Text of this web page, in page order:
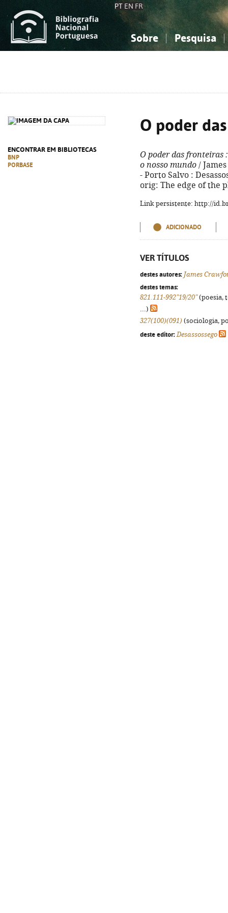
PT EN FR
Sobre Pesquisa
ENCONTRAR EM BIBLIOTECAS
BNP
PORBASE
O poder
O poder das fronteiras
o nosso mundo /
- Porto Salvo :
orig: The edge of the
Link persistente: http://
ADICIONADO
VER TÍTULOS
destes autores: James
destes temas:
821.111-992"19/20"(poesia,
...)
327(100)(091) (sociologia,
deste editor: Desassossego